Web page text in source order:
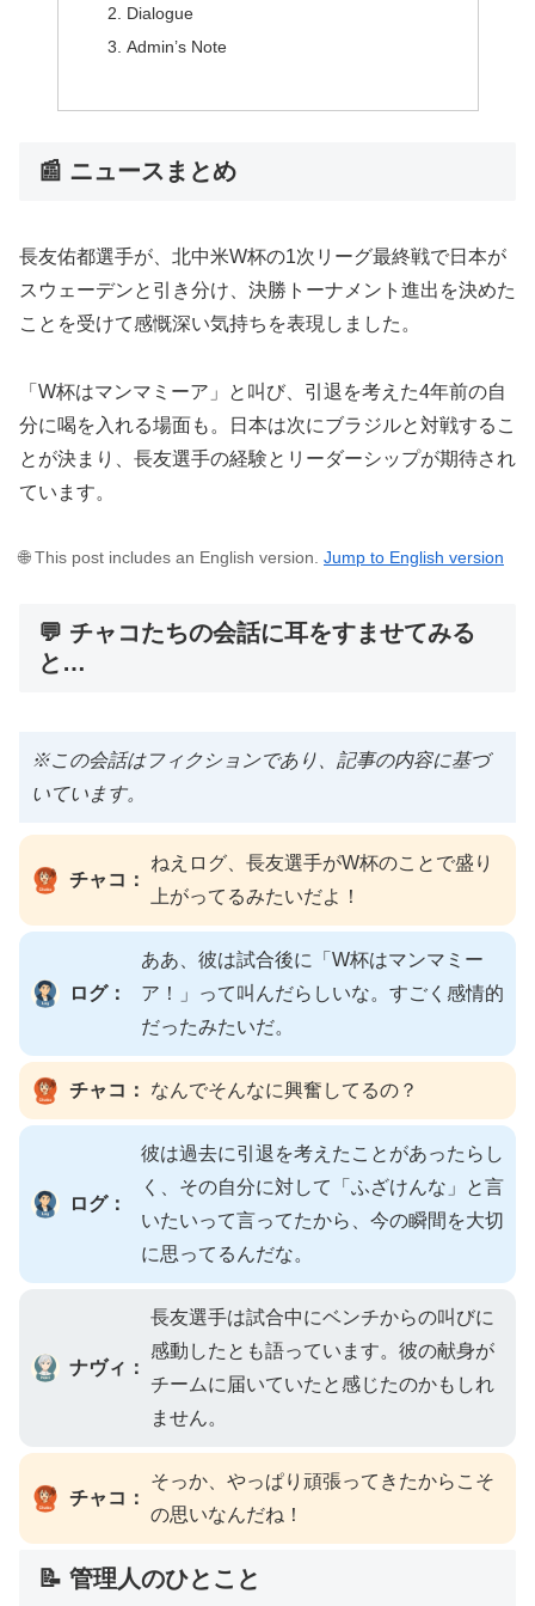
Dialogue
Admin’s Note
📰 ニュースまとめ
長友佑都選手が、北中米W杯の1次リーグ最終戦で日本が
スウェーデンと引き分け、決勝トーナメント進出を決めた
ことを受けて感慨深い気持ちを表現しました。
「W杯はマンマミーア」と叫び、引退を考えた4年前の自
分に喝を入れる場面も。日本は次にブラジルと対戦するこ
とが決まり、長友選手の経験とリーダーシップが期待され
ています。
🌐 This post includes an English version. Jump to English version
💬 チャコたちの会話に耳をすませてみる
と…
※この会話はフィクションであり、記事の内容に基づ
いています。
チャコ：
ねえログ、長友選手がW杯のことで盛り
上がってるみたいだよ！
ログ：
ああ、彼は試合後に「W杯はマンマミー
ア！」って叫んだらしいな。すごく感情的
だったみたいだ。
チャコ： なんでそんなに興奮してるの？
ログ：
彼は過去に引退を考えたことがあったらし
く、その自分に対して「ふざけんな」と言
いたいって言ってたから、今の瞬間を大切
に思ってるんだな。
ナヴィ：
長友選手は試合中にベンチからの叫びに
感動したとも語っています。彼の献身が
チームに届いていたと感じたのかもしれ
ません。
チャコ：
そっか、やっぱり頑張ってきたからこそ
の思いなんだね！
📝 管理人のひとこと